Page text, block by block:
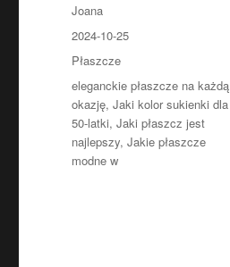
Autor
Joana
Opublikowano
2024-10-25
Kategorie
Płaszcze
Tagi
eleganckie płaszcze na każdą
okazję,Jaki kolor sukienki dla
50-latki,Jaki płaszcz jest
najlepszy,Jakie płaszcze
modne w